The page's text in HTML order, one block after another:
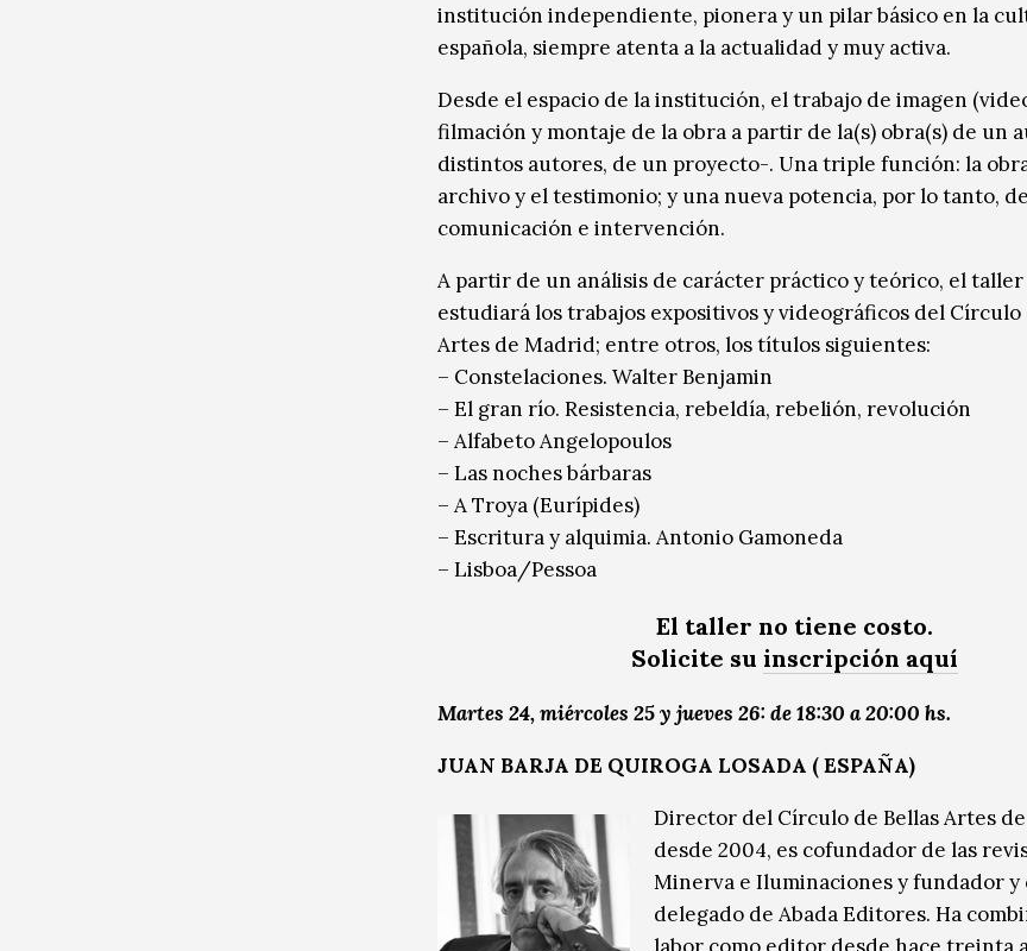
institución independiente, pionera y un pilar básico en la
española, siempre atenta a la actualidad y muy activa.
Desde el espacio de la institución, el trabajo de imagen
filmación y montaje de la obra a partir de la(s) obra(s) de un
distintos autores, de un proyecto-. Una triple función: la
archivo y el testimonio; y una nueva potencia, por lo tanto, de
comunicación e intervención.
A partir de un análisis de carácter práctico y teórico, el
estudiará los trabajos expositivos y videográficos del Círculo
Artes de Madrid; entre otros, los títulos siguientes:
– Constelaciones. Walter Benjamin
– El gran río. Resistencia, rebeldía, rebelión, revolución
– Alfabeto Angelopoulos
– Las noches bárbaras
– A Troya (Eurípides)
– Escritura y alquimia. Antonio Gamoneda
– Lisboa/Pessoa
El taller no tiene costo.
Solicite su inscripción aquí
Martes 24, miércoles 25 y jueves 26: de 18:30 a 20:00 hs.
JUAN BARJA DE QUIROGA LOSADA ( ESPAÑA)
Director del Círculo de Bellas Artes
desde 2004, es cofundador de las
Minerva e Iluminaciones y fundador y
delegado de Abada Editores. Ha